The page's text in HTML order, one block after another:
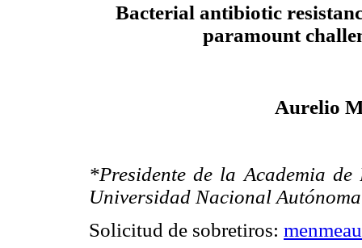
Bacterial antibiotic
paramount
Aurelio
*Presidente de la Academia
Universidad Nacional
Solicitud de sobretiros: